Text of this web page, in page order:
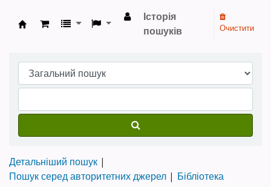
Бібліотека НТШ › Електронний каталог
Історія
пошуків
Очистити
Детальніший пошук
Пошук серед авторитетних джерел
Бібліотека